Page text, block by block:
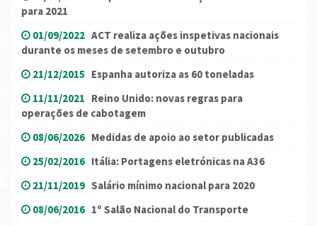
para 2021
01/09/2022 ACT realiza ações inspetivas nacionais
durante os meses de setembro e outubro
21/12/2015 Espanha autoriza as 60 toneladas
11/11/2021 Reino Unido: novas regras para
operações de cabotagem
08/06/2026 Medidas de apoio ao setor publicadas
25/02/2016 Itália: Portagens eletrónicas na A36
21/11/2019 Salário mínimo nacional para 2020
08/06/2016 1º Salão Nacional do Transporte